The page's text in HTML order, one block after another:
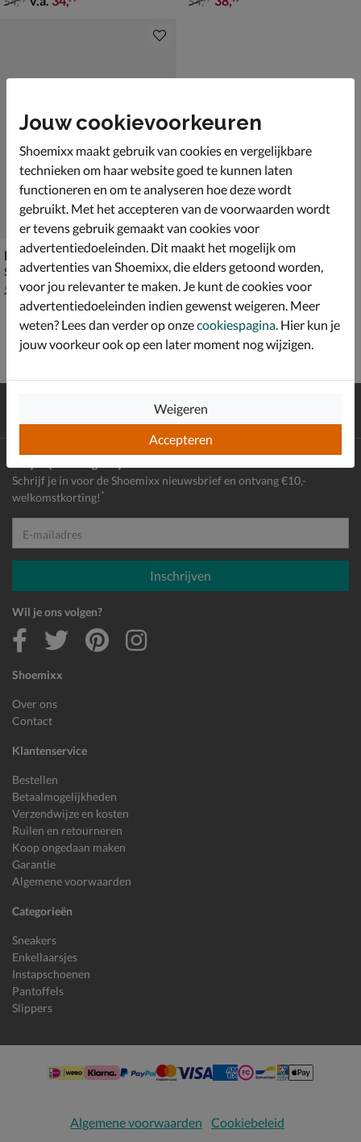
Kipling Juan 3
Sandalen - grijs
van € 59,99 vanaf € 38,49
59 99 v.a.38 ,49
verzending en retour*
Shoemixx
Over ons
Contact
Klantenservice
Bestellen
Betaalmogelijkheden
Verzendwijze en kosten
Ruilen en retourneren
Koop ongedaan maken
Garantie
Algemene voorwaarden
Categorieën
Sneakers
Enkellaarsjes
Instapschoenen
Pantoffels
Slippers
Schrijf je in voor de Shoemixx nieuwsbrief en ontvang €10,-
welkomstkorting! *
E-mailadres
Inschrijven
Wil je ons volgen?
Algemene voorwaarden Cookiebeleid
Jouw cookievoorkeuren
Shoemixx maakt gebruik van cookies en vergelijkbare
technieken om haar website goed te kunnen laten
functioneren en om te analyseren hoe deze wordt
gebruikt. Met het accepteren van de voorwaarden wordt
er tevens gebruik gemaakt van cookies voor
advertentiedoeleinden. Dit maakt het mogelijk om
advertenties van Shoemixx, die elders getoond worden,
voor jou relevanter te maken. Je kunt de cookies voor
advertentiedoeleinden indien gewenst weigeren. Meer
weten? Lees dan verder op onzecookiespagina . Hier kun je
jouw voorkeur ook op een later moment nog wijzigen.
Accepteren
Weigeren